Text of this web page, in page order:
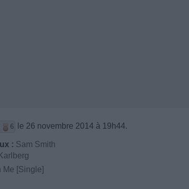
6 le 26 novembre 2014 à 19h44.
: Sam Smith
Me [Single]